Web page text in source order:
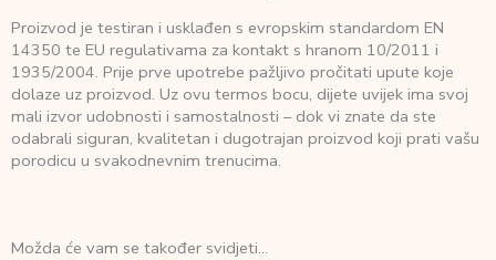
Proizvod je testiran i usklađen s evropskim standardom EN
14350 te EU regulativama za kontakt s hranom 10/2011 i
1935/2004. Prije prve upotrebe pažljivo pročitati upute koje
dolaze uz proizvod. Uz ovu termos bocu, dijete uvijek ima svoj
mali izvor udobnosti i samostalnosti – dok vi znate da ste
odabrali siguran, kvalitetan i dugotrajan proizvod koji prati vašu
porodicu u svakodnevnim trenucima.
Možda će vam se također svidjeti…